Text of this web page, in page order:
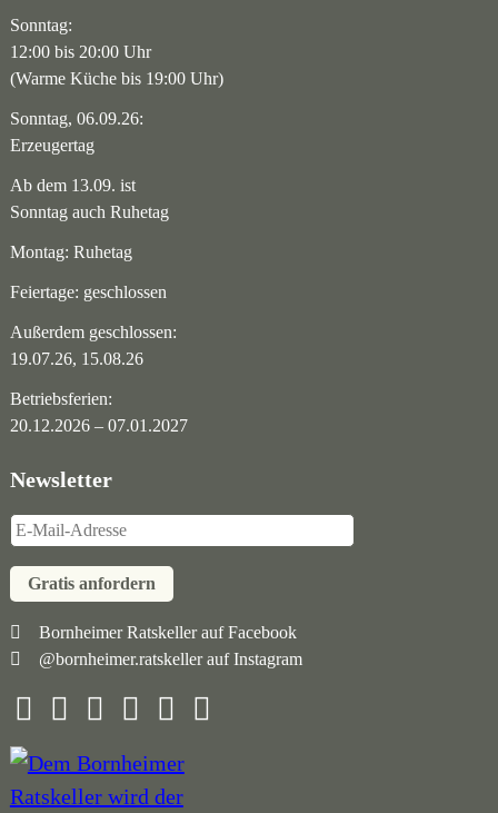
Sonntag:
12:00 bis 20:00 Uhr
(Warme Küche bis 19:00 Uhr)
Sonntag, 06.09.26:
Erzeugertag
Ab dem 13.09. ist
Sonntag auch Ruhetag
Montag: Ruhetag
Feiertage: geschlossen
Außerdem geschlossen:
19.07.26, 15.08.26
Betriebsferien:
20.12.2026 – 07.01.2027
Newsletter
Gratis anfordern
Navigation
überspringen
Bornheimer Ratskeller auf Facebook
@bornheimer.ratskeller auf Instagram